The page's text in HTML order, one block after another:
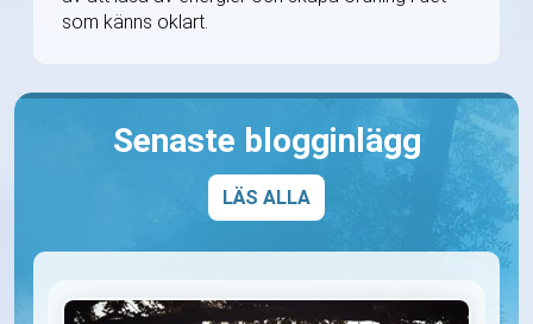
som känns oklart.
Senaste blogginlägg
LÄS ALLA